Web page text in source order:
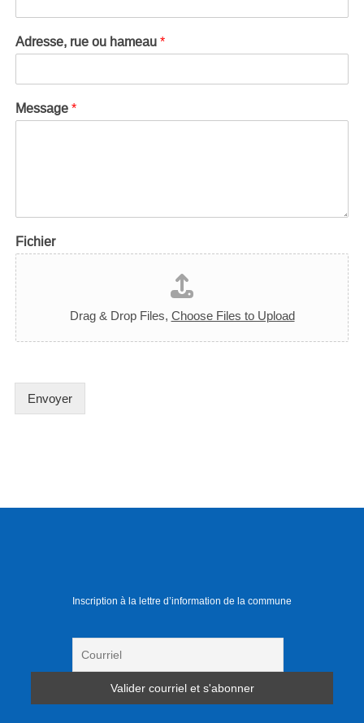
Adresse, rue ou hameau *
Message *
Fichier
Drag & Drop Files, Choose Files to Upload
Envoyer
Inscription à la lettre d’information de la commune